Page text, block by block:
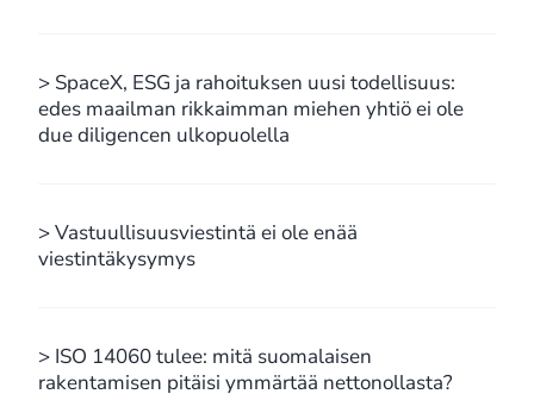
> SpaceX, ESG ja rahoituksen uusi todellisuus:
edes maailman rikkaimman miehen yhtiö ei ole
due diligencen ulkopuolella
> Vastuullisuusviestintä ei ole enää
viestintäkysymys
> ISO 14060 tulee: mitä suomalaisen
rakentamisen pitäisi ymmärtää nettonollasta?